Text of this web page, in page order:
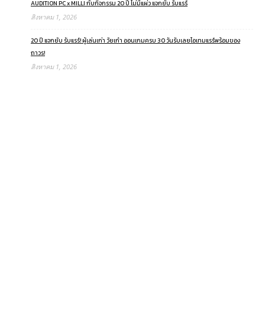
AUDITION PC x MILLI กับกิจกรรม 20 ปี ไม่มีแผ่ว แจกยับ รับแรร์
สิงหาคม 1, 2026
20 ปี แจกยับ รับแรร์! ผู้เล่นเก่า วัยเก๋า ออนเกมครบ 30 วันรับเลยไอเทมแรร์พร้อมของ
ถาวร!
สิงหาคม 1, 2026